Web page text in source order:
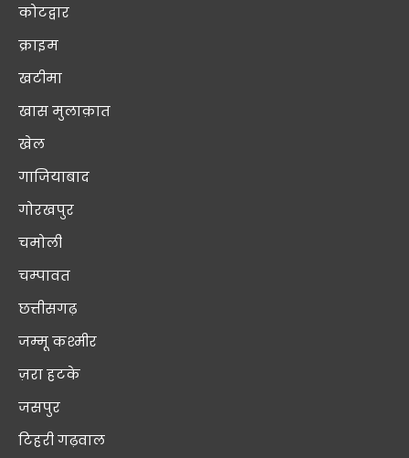
कोटद्वार
क्राइम
खटीमा
खास मुलाक़ात
खेल
गाजियाबाद
गोरखपुर
चमोली
चम्पावत
छत्तीसगढ़
जम्मू कश्मीर
ज़रा हटके
जसपुर
टिहरी गढ़वाल